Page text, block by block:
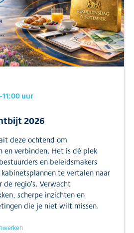
-11:00uur
2026
deze ochtend om
en verbinden. Het is dé plek
en beleidsmakers
te vertalen naar
de regio’s. Verwacht
scherpe inzichten en
die je niet wilt missen.